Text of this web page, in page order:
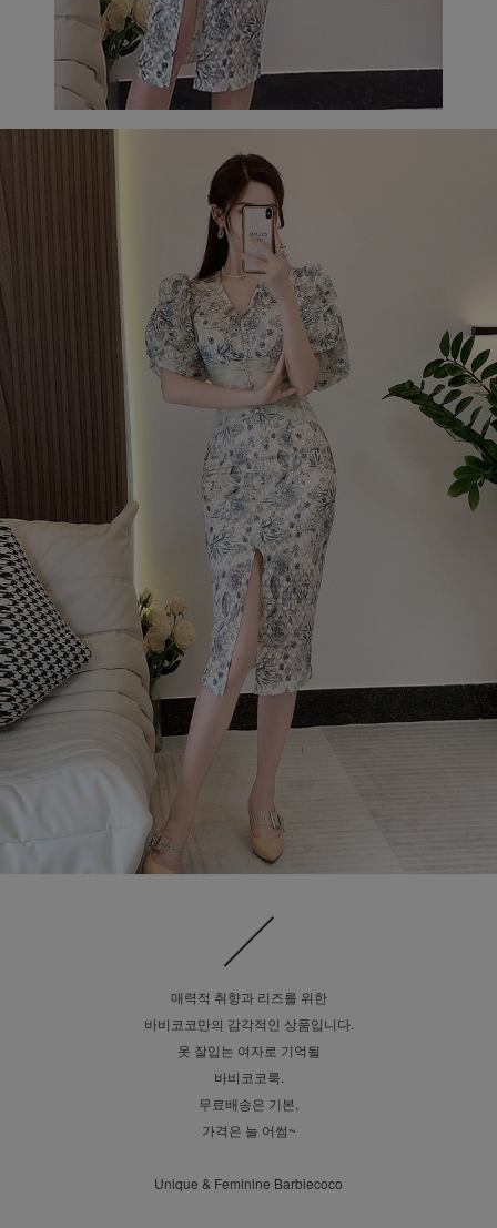
매력적 취향과 리즈를 위한
바비코코만의 감각적인 상품입니다.
옷 잘입는 여자로 기억될
바비코코룩.
무료배송은 기본,
가격은 늘 어썸~
Unique & Feminine Barbiecoco